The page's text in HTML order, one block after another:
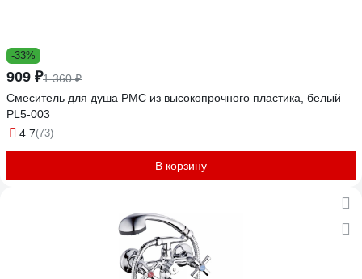
-33%
909 ₽1 360 ₽
Смеситель для душа РМС из высокопрочного пластика, белый
PL5-003
4.7(73)
В корзину